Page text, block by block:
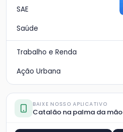
SAE
Saúde
Trabalho e Renda
Ação Urbana
BAIXE NOSSO APLICATIVO
Catalão na palma da mão